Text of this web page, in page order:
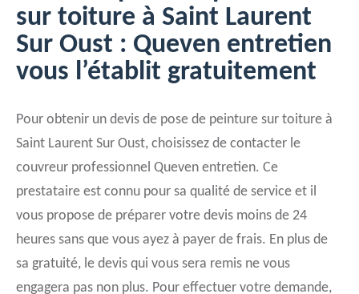
sur toiture à Saint Laurent
Sur Oust : Queven entretien
vous l’établit gratuitement
Pour obtenir un devis de pose de peinture sur toiture à
Saint Laurent Sur Oust, choisissez de contacter le
couvreur professionnel Queven entretien. Ce
prestataire est connu pour sa qualité de service et il
vous propose de préparer votre devis moins de 24
heures sans que vous ayez à payer de frais. En plus de
sa gratuité, le devis qui vous sera remis ne vous
engagera pas non plus. Pour effectuer votre demande,